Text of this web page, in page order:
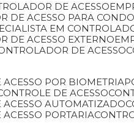
DE ACESSO
DE ACESSO PARA
EM
DE ACESSO EXTERNO
DE ACESSO
ACESSO POR BIOMETRIA
DE ACESSO
ACESSO AUTOMATIZADO
ACESSO PORTARIA